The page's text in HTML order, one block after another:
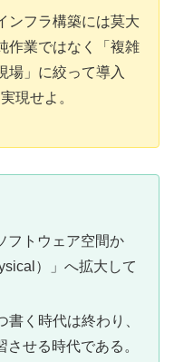
ンフラ構築には莫大
作業ではなく「複雑
場」に絞って導入
現せよ。
フトウェア空間か
）」へ拡大して
書く時代は終わり、
せる時代である。